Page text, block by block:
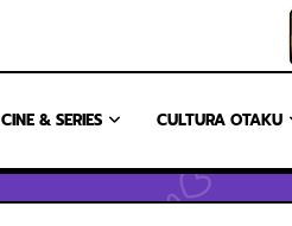
CINE & SERIES CULTURA OTAKU